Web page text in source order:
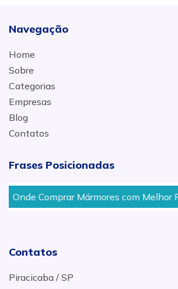
Navegação
Home
Sobre
Categorias
Empresas
Blog
Contatos
Frases Posicionadas
Onde Comprar Mármores com Melhor
Contatos
Piracicaba / SP